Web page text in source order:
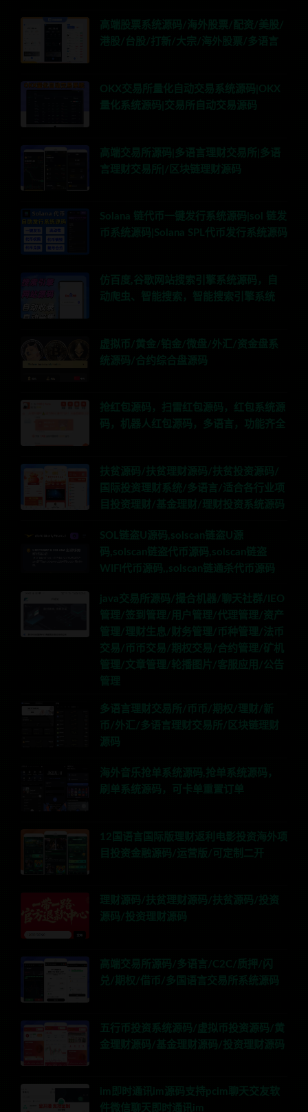
高端股票系统源码/海外股票/配资/美股/
港股/台股/打新/大宗/海外股票/多语言
OKX交易所量化自动交易系统源码|OKX
量化系统源码|交易所自动交易源码
高端交易所源码|多语言理财交易所|多语
言理财交易所|/区块链理财源码
Solana 链代币一键发行系统源码|sol 链发
币系统源码|Solana SPL代币发行系统源码
仿百度,谷歌网站搜索引擎系统源码，自
动爬虫、智能搜索，智能搜索引擎系统
虚拟币/黄金/铂金/微盘/外汇/资金盘系
统源码/合约综合盘源码
抢红包源码，扫雷红包源码，红包系统源
码，机器人红包源码，多语言，功能齐全
扶贫源码/扶贫理财源码/扶贫投资源码/
国际投资理财系统/多语言/适合各行业项
目投资理财/基金理财/理财投资系统源码
SOL链盗U源码,solscan链盗U源
码,solscan链盗代币源码,solscan链盗
WIFI代币源码,,solscan链通杀代币源码
java交易所源码/撮合机器/聊天社群/IEO
管理/签到管理/用户管理/代理管理/资产
管理/理财生息/财务管理/币种管理/法币
交易/币币交易/期权交易/合约管理/矿机
管理/文章管理/轮播图片/客服应用/公告
管理
多语言理财交易所/币币/期权/理财/新
币/外汇/多语言理财交易所/区块链理财
源码
海外音乐抢单系统源码,抢单系统源码，
刷单系统源码，可卡单重置订单
12国语言国际版理财返利电影投资海外项
目投资金融源码/运营版/可定制二开
理财源码/扶贫理财源码/扶贫源码/投资
源码/投资理财源码
高端交易所源码/多语言/C2C/质押/闪
兑/期权/借币/多国语言交易所系统源码
五行币投资系统源码/虚拟币投资源码/黄
金理财源码/基金理财源码/投资理财源码
im即时通讯im源码支持pcim聊天交友软
件微信聊天即时通讯im